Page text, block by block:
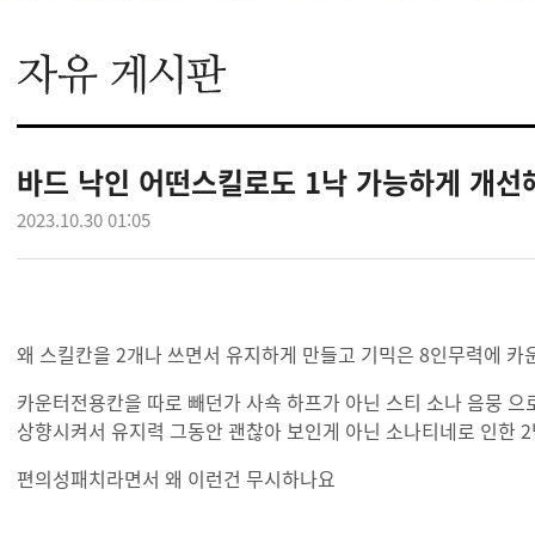
바드 낙인 어떤스킬로도 1낙 가능하게 개선
2023.10.30 01:05
왜 스킬칸을 2개나 쓰면서 유지하게 만들고 기믹은 8인무력에 카
카운터전용칸을 따로 빼던가 사쇽 하프가 아닌 스티 소나 음뭉
상향시켜서 유지력 그동안 괜찮아 보인게 아닌 소나티네로 인한
편의성패치라면서 왜 이런건 무시하나요